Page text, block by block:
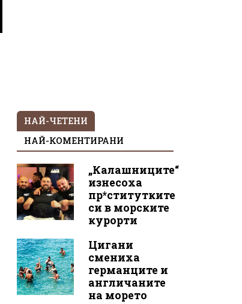
НАЙ-ЧЕТЕНИ
НАЙ-КОМЕНТИРАНИ
„Калашниците“
изнесоха
пр*ститутките
си в морските
курорти
Цигани
смениха
германците и
англичаните
на морето